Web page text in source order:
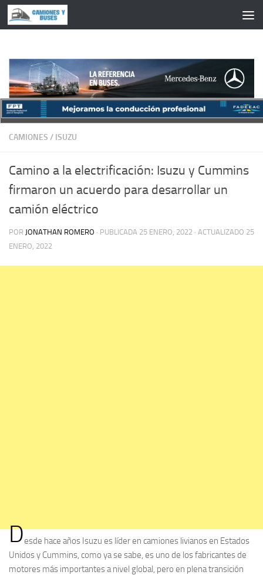
Saltar al contenido
CAMIONES / ISUZU
Camino a la electrificación: Isuzu y Cummins
firmaron un acuerdo para desarrollar un
camión eléctrico
POR JONATHAN ROMERO · PUBLICADA 25 ENERO, 2022 · ACTUALIZADO 25
ENERO, 2022
Desde hace años Isuzu es líder en camiones livianos en Estados
Unidos y Cummins, como ya se sabe, es uno de los fabricantes de
motores más importantes a nivel global, pero en plena transición